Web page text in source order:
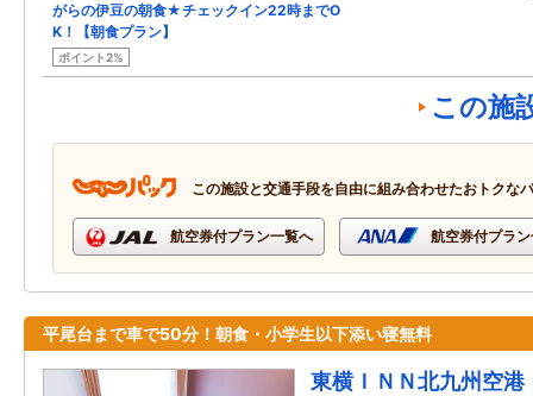
がらの伊豆の朝食★チェックイン22時までO
K！【朝食プラン】
ポイント2%
この施
この施設と交通手段を自由に組み合わせたおトクな
航空券付プラン一覧へ 航空券付プラ
平尾台まで車で50分！朝食・小学生以下添い寝無料
東横ＩＮＮ北九州空港